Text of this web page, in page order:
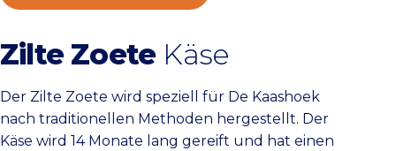
Zilte Zoete Käse
Der Zilte Zoete wird speziell für De Kaashoek
nach traditionellen Methoden hergestellt. Der
Käse wird 14 Monate lang gereift und hat einen